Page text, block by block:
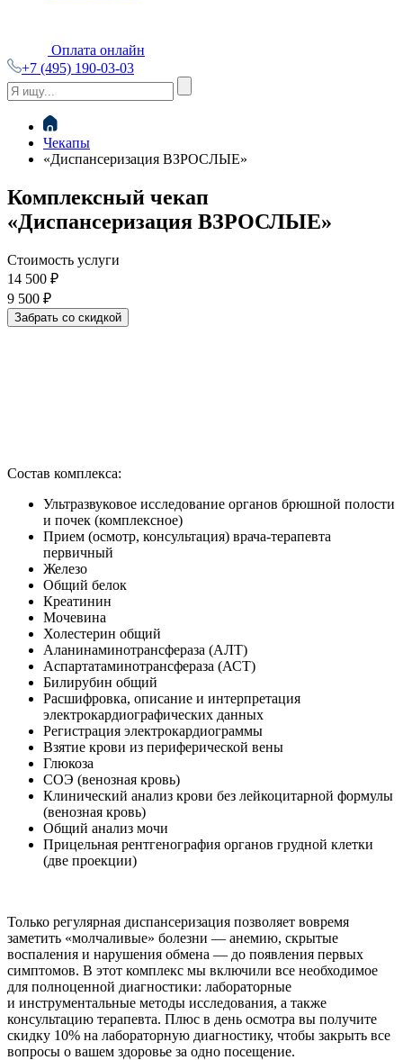
Оплата онлайн
+7 (495) 190-03-03
Чекапы
«Диспансеризация ВЗРОСЛЫЕ»
Комплексный чекап
«Диспансеризация ВЗРОСЛЫЕ»
Стоимость услуги
14 500 ₽
9 500 ₽
Забрать со скидкой
Состав комплекса:
Ультразвуковое исследование органов брюшной полости
и почек (комплексное)
Прием (осмотр, консультация) врача-терапевта
первичный
Железо
Общий белок
Креатинин
Мочевина
Холестерин общий
Аланинаминотрансфераза (АЛТ)
Аспартатаминотрансфераза (АСТ)
Билирубин общий
Расшифровка, описание и интерпретация
электрокардиографических данных
Регистрация электрокардиограммы
Взятие крови из периферической вены
Глюкоза
СОЭ (венозная кровь)
Клинический анализ крови без лейкоцитарной формулы
(венозная кровь)
Общий анализ мочи
Прицельная рентгенография органов грудной клетки
(две проекции)
Только регулярная диспансеризация позволяет вовремя
заметить «молчаливые» болезни — анемию, скрытые
воспаления и нарушения обмена — до появления первых
симптомов. В этот комплекс мы включили все необходимое
для полноценной диагностики: лабораторные
и инструментальные методы исследования, а также
консультацию терапевта. Плюс в день осмотра вы получите
скидку 10% на лабораторную диагностику, чтобы закрыть все
вопросы о вашем здоровье за одно посещение.